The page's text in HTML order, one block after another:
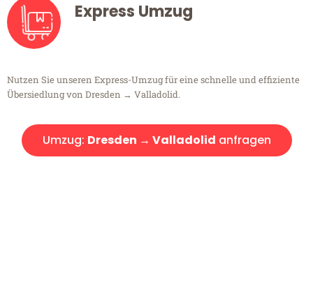
Express Umzug
Nutzen Sie unseren Express-Umzug für eine schnelle und effiziente
Übersiedlung von Dresden → Valladolid.
Umzug: Dresden → Valladolid anfragen